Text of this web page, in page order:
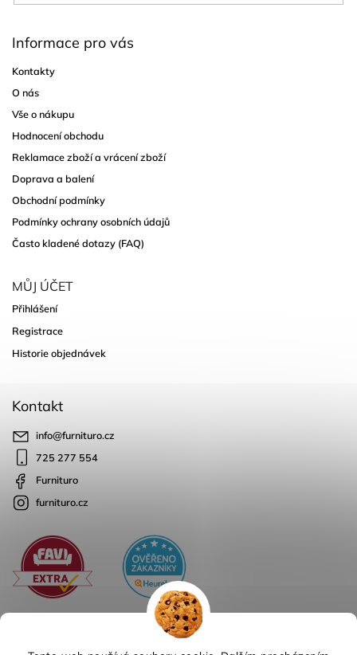
Informace pro vás
Kontakty
O nás
Vše o nákupu
Hodnocení obchodu
Reklamace zboží a vrácení zboží
Doprava a balení
Obchodní podmínky
Podmínky ochrany osobních údajů
Často kladené dotazy (FAQ)
MŮJ ÚČET
Přihlášení
Registrace
Historie objednávek
Kontakt
info@furnituro.cz
725 277 554
Furnituro
furnituro.cz